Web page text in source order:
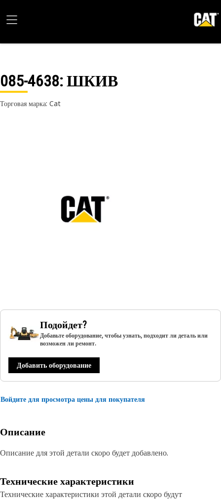
085-4638: ШКИВ
Торговая марка: Cat
Подойдет?
Добавьте оборудование, чтобы узнать, подходит ли деталь или
возможен ли ремонт.
Добавить оборудование
Войдите для просмотра цены для покупателя
Описание
Описание для этой детали скоро будет добавлено.
Технические характеристики
Технические характеристики этой детали скоро будут